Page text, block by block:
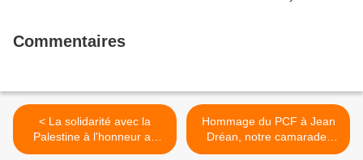
Commentaires
< La solidarité avec la
Palestine à l'honneur au
forum des associations de
Hommage du PCF à Jean
Dréan, notre camarade,
aux obèques de Jean le 6